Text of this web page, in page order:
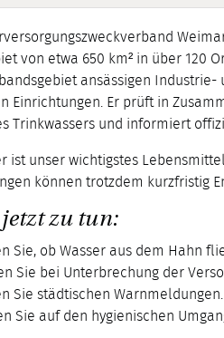
von etwa 650 km² in über 120
ansässigen
Einrichtungen. Er prüft in
Trinkwassers und informiert
ist unser wichtigstes
können trotzdem kurzfristig
jetzt zu tun:
Sie, ob Wasser aus dem Hahn
Sie bei Unterbrechung der
Sie städtischen Warnmeldungen.
Sie auf den hygienischen